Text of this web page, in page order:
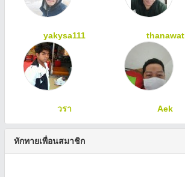
yakysa111 thanawat
วรา Aek
ทักทายเพื่อนสมาชิก